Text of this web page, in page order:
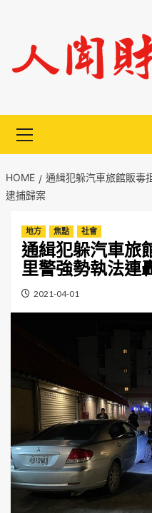
content
Menu
HOME
通緝犯躲汽車旅館販毒
逮捕歸案
地方 焦點 社會
通緝犯躲汽車旅
里警強勢執法連
2021-04-01